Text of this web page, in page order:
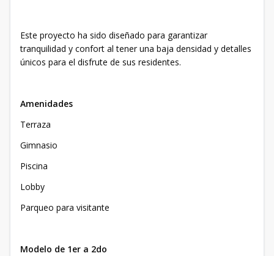
Este proyecto ha sido diseñado para garantizar
tranquilidad y confort al tener una baja densidad y detalles
únicos para el disfrute de sus residentes.
Amenidades
Terraza
Gimnasio
Piscina
Lobby
Parqueo para visitante
Modelo de 1er a 2do